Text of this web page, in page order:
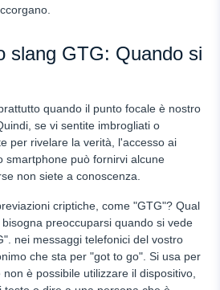
slang GTG: Quando si
quando il punto focale è nostro
se vi sentite imbrogliati o
per rivelare la verità, l'accesso ai
smartphone può fornirvi alcune
non siete a conoscenza.
criptiche, come "GTG"? Qual
preoccuparsi quando si vede
nei messaggi telefonici del vostro
che sta per "got to go". Si usa per
non è possibile utilizzare il dispositivo,